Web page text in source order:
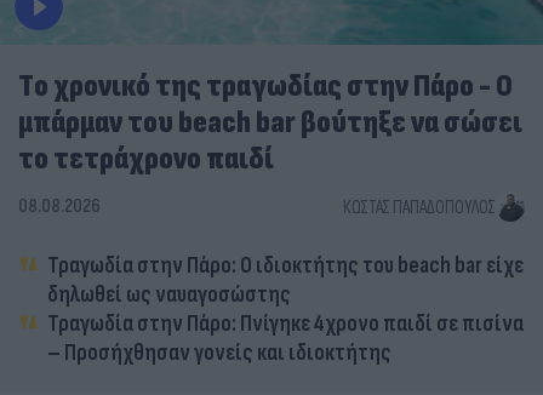
Tο χρονικό της τραγωδίας στην Πάρο - Ο
μπάρμαν του beach bar βούτηξε να σώσει
το τετράχρονο παιδί
08.08.2026 ΚΏΣΤΑΣ ΠΑΠΑΔΌΠΟΥΛΟΣ
Τραγωδία στην Πάρο: Ο ιδιοκτήτης του beach bar είχε
δηλωθεί ως ναυαγοσώστης
Τραγωδία στην Πάρο: Πνίγηκε 4χρονο παιδί σε πισίνα
– Προσήχθησαν γονείς και ιδιοκτήτης